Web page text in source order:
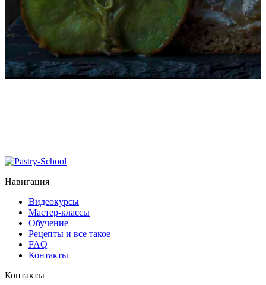
Навигация
Видеокурсы
Мастер-классы
Обучение
Рецепты и все такое
FAQ
Контакты
Контакты